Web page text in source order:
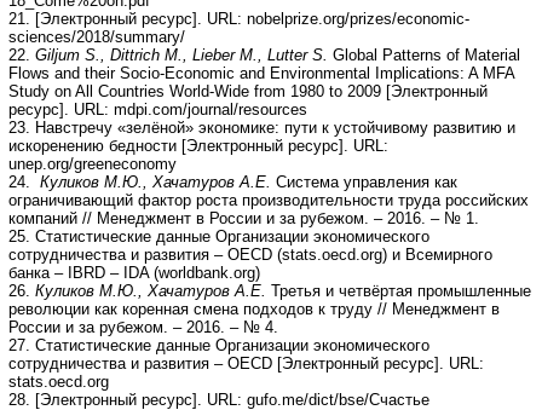
21. [Электронный ресурс]. URL: nobelprize.org/prizes/economic-
sciences/2018/summary/
22. Giljum S., Dittrich M., Lieber M., Lutter S. Global Patterns of Material
Flows and their Socio-Economic and Environmental Implications: A MFA
Study on All Countries World-Wide from 1980 to 2009 [Электронный
ресурс]. URL: mdpi.com/journal/resources
23. Навстречу «зелёной» экономике: пути к устойчивому развитию и
искоренению бедности [Электронный ресурс]. URL:
unep.org/greeneconomy
24. Куликов М.Ю., Хачатуров А.Е. Система управления как
ограничивающий фактор роста производительности труда российских
компаний // Менеджмент в России и за рубежом. – 2016. – № 1.
25. Статистические данные Организации экономического
сотрудничества и развития – OECD (stats.oecd.org) и Всемирного
банка – IBRD – IDA (worldbank.org)
26. Куликов М.Ю., Хачатуров А.Е. Третья и четвёртая промышленные
революции как коренная смена подходов к труду // Менеджмент в
России и за рубежом. – 2016. – № 4.
27. Статистические данные Организации экономического
сотрудничества и развития – OECD [Электронный ресурс]. URL:
stats.oecd.org
28. [Электронный ресурс]. URL: gufo.me/dict/bse/Счастье